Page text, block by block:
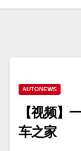
AUTONEWS
【视频】
车之家